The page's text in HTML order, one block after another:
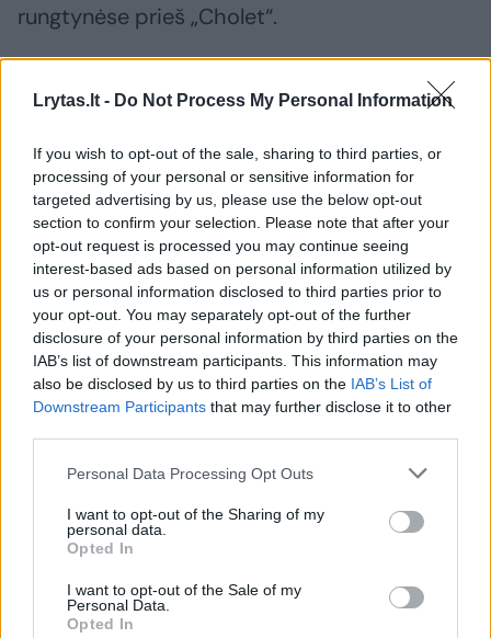
Lrytas.lt - Do Not Process My Personal Information
If you wish to opt-out of the sale, sharing to third parties, or
processing of your personal or sensitive information for
targeted advertising by us, please use the below opt-out
section to confirm your selection. Please note that after your
opt-out request is processed you may continue seeing
interest-based ads based on personal information utilized by
us or personal information disclosed to third parties prior to
your opt-out. You may separately opt-out of the further
disclosure of your personal information by third parties on the
IAB’s list of downstream participants. This information may
also be disclosed by us to third parties on the IAB’s List of
Downstream Participants that may further disclose it to other
Personal Data Processing Opt Outs
I want to opt-out of the Sharing of my
personal data.
Opted In
I want to opt-out of the Sale of my
Personal Data.
Opted In
rungtynėse prieš „Cholet“.
Įvairūs žurnalistai pranešė, jog V. Spanoulis
nusitraukti kontraktą, tačiau praėjus parai po
rungtynių „Gazzetta“ pranešė, jog oficiali
stratego nebuvimo priežastis – skrandžio
problemos.
Susiję straipsniai
Papildoma viltis kauniečiams: